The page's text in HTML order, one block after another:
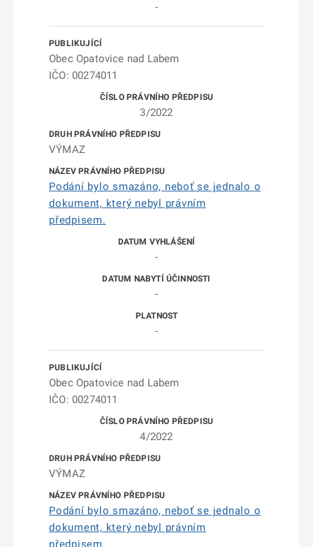
-
Obec Opatovice nad Labem
IČO: 00274011
3/2022
VÝMAZ
Podání bylo smazáno, neboť se jednalo o
dokument, který nebyl právním
předpisem.
-
-
-
Obec Opatovice nad Labem
IČO: 00274011
4/2022
VÝMAZ
Podání bylo smazáno, neboť se jednalo o
dokument, který nebyl právním
předpisem.